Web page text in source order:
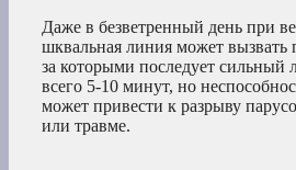
Даже в безветренный день при
шквальная линия может вызвать
за которыми последует сильный
всего 5-10 минут, но
может привести к разрыву
или травме.